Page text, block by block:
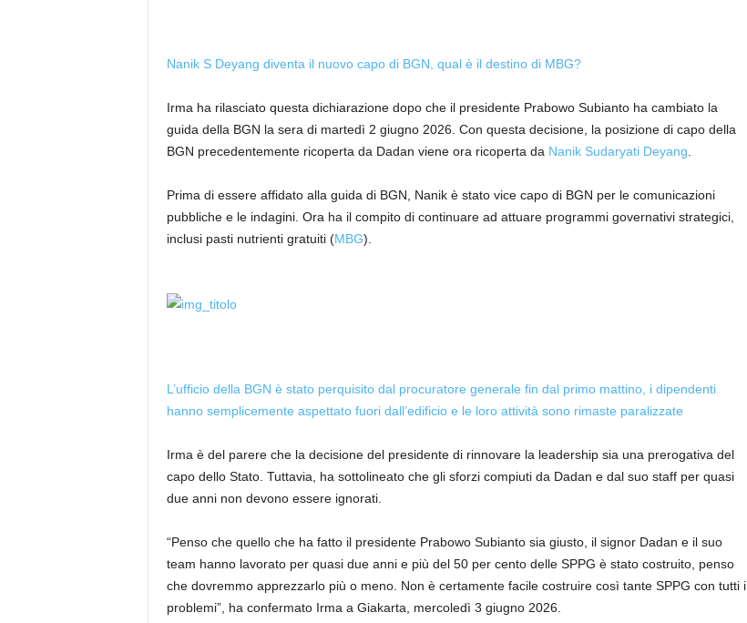
Nanik S Deyang diventa il nuovo capo di BGN, qual è il destino di MBG?
Irma ha rilasciato questa dichiarazione dopo che il presidente Prabowo Subianto ha cambiato la
guida della BGN la sera di martedì 2 giugno 2026. Con questa decisione, la posizione di capo della
BGN precedentemente ricoperta da Dadan viene ora ricoperta da Nanik Sudaryati Deyang
Prima di essere affidato alla guida di BGN, Nanik è stato vice capo di BGN per le comunicazioni
pubbliche e le indagini. Ora ha il compito di continuare ad attuare programmi governativi strategici,
inclusi pasti nutrienti gratuiti (MBG).
L’ufficio della BGN è stato perquisito dal procuratore generale fin dal primo mattino, i dipendenti
hanno semplicemente aspettato fuori dall’edificio e le loro attività sono rimaste paralizzate
Irma è del parere che la decisione del presidente di rinnovare la leadership sia una prerogativa del
capo dello Stato. Tuttavia, ha sottolineato che gli sforzi compiuti da Dadan e dal suo staff per quasi
due anni non devono essere ignorati.
“Penso che quello che ha fatto il presidente Prabowo Subianto sia giusto, il signor Dadan e il suo
team hanno lavorato per quasi due anni e più del 50 per cento delle SPPG è stato costruito, penso
che dovremmo apprezzarlo più o meno. Non è certamente facile costruire così tante SPPG con tutti i
problemi”, ha confermato Irma a Giakarta, mercoledì 3 giugno 2026.